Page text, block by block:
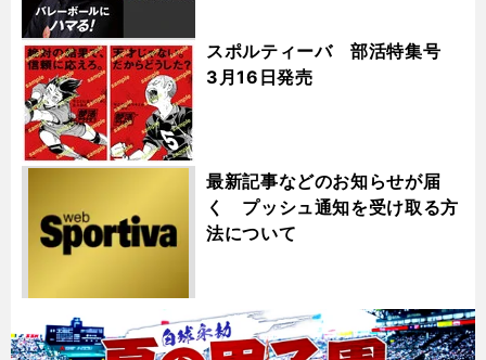
スポルティーバ 部活特集号
3月16日発売
最新記事などのお知らせが届
く プッシュ通知を受け取る方
法について